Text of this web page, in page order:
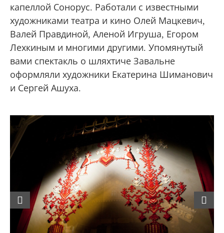
капеллой Сонорус. Работали с известными
художниками театра и кино Олей Мацкевич,
Валей Правдиной, Аленой Игруша, Егором
Лехкиным и многими другими. Упомянутый
вами спектакль о шляхтиче Завальне
оформляли художники Екатерина Шиманович
и Сергей Ашуха.
Previous Next